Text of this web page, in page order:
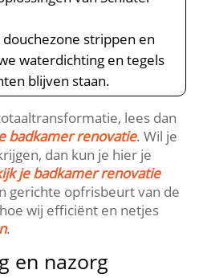
douchezone strippen en
waterdichting en tegels
blijven staan.​
lees dan
badkamer renovatie.​ Wil je
dan kun je hier je
je badkamer renovatie
gerichte opfrisbeurt van de
wij efficiënt en netjes
.​
en nazorg